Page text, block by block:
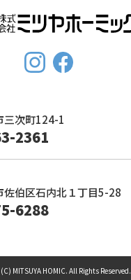
三次町124-1
2361
佐伯区石内北１丁目5-28
6288
MITSUYA HOMIC. All Rights Reserved.